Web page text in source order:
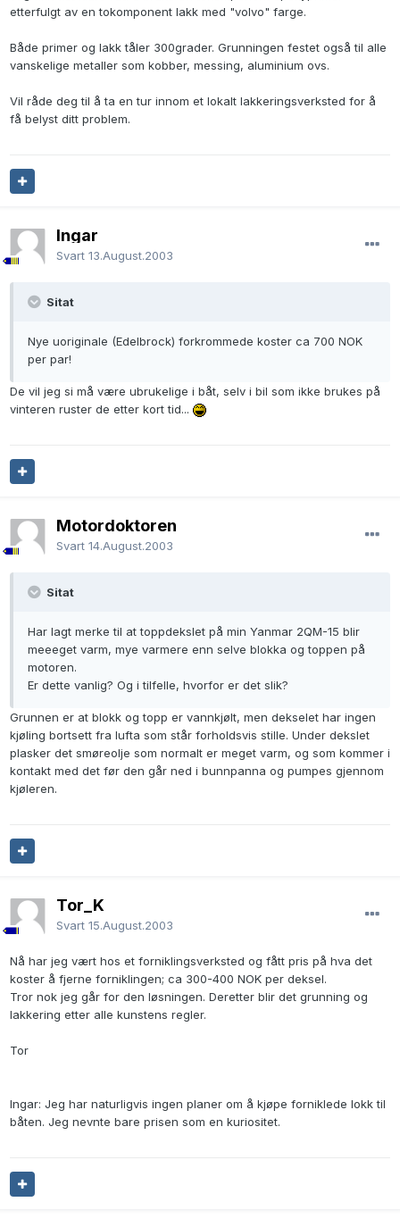
etterfulgt av en tokomponent lakk med "volvo" farge.
Både primer og lakk tåler 300grader. Grunningen festet også til alle
vanskelige metaller som kobber, messing, aluminium ovs.
Vil råde deg til å ta en tur innom et lokalt lakkeringsverksted for å
få belyst ditt problem.
Ingar
Svart 13.August.2003
Sitat
Nye uoriginale (Edelbrock) forkrommede koster ca 700 NOK
per par!
De vil jeg si må være ubrukelige i båt, selv i bil som ikke brukes på
vinteren ruster de etter kort tid...
Motordoktoren
Svart 14.August.2003
Sitat
Har lagt merke til at toppdekslet på min Yanmar 2QM-15 blir
meeeget varm, mye varmere enn selve blokka og toppen på
motoren.
Er dette vanlig? Og i tilfelle, hvorfor er det slik?
Grunnen er at blokk og topp er vannkjølt, men dekselet har ingen
kjøling bortsett fra lufta som står forholdsvis stille. Under dekslet
plasker det smøreolje som normalt er meget varm, og som kommer i
kontakt med det før den går ned i bunnpanna og pumpes gjennom
kjøleren.
Tor_K
Svart 15.August.2003
Nå har jeg vært hos et forniklingsverksted og fått pris på hva det
koster å fjerne forniklingen; ca 300-400 NOK per deksel.
Tror nok jeg går for den løsningen. Deretter blir det grunning og
lakkering etter alle kunstens regler.
Tor
Ingar: Jeg har naturligvis ingen planer om å kjøpe forniklede lokk til
båten. Jeg nevnte bare prisen som en kuriositet.